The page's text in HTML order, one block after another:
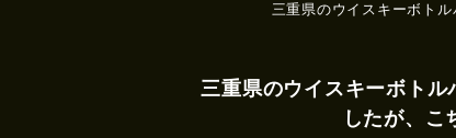
三重県のウイスキーボト
三重県のウイスキーボト
したが、こ